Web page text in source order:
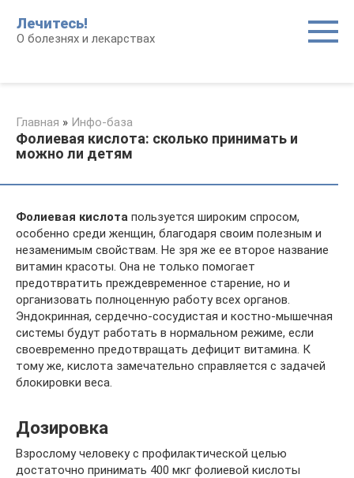
контенту
Лечитесь!
О болезнях и лекарствах
Главная » Инфо-база
Фолиевая кислота: сколько принимать и
можно ли детям
Фолиевая кислота пользуется широким спросом,
особенно среди женщин, благодаря своим полезным и
незаменимым свойствам. Не зря же ее второе название
витамин красоты. Она не только помогает
предотвратить преждевременное старение, но и
организовать полноценную работу всех органов.
Эндокринная, сердечно-сосудистая и костно-мышечная
системы будут работать в нормальном режиме, если
своевременно предотвращать дефицит витамина. К
тому же, кислота замечательно справляется с задачей
блокировки веса.
Дозировка
Взрослому человеку с профилактической целью
достаточно принимать 400 мкг фолиевой кислоты